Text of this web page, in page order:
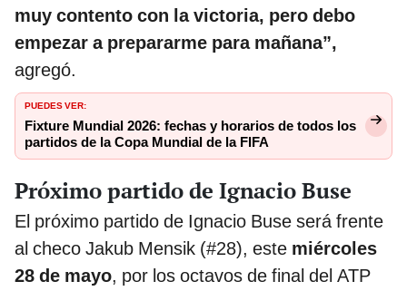
muy contento con la victoria, pero debo
empezar a prepararme para mañana”,
agregó.
PUEDES VER:
Fixture Mundial 2026: fechas y horarios de todos los
partidos de la Copa Mundial de la FIFA
Próximo partido de Ignacio Buse
El próximo partido de Ignacio Buse será frente
al checo Jakub Mensik (#28), este miércoles
28 de mayo, por los octavos de final del ATP